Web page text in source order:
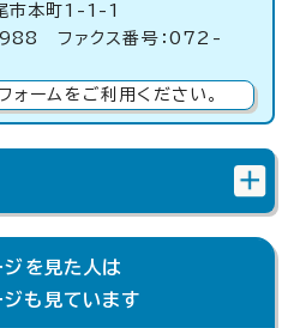
市本町1-1-1
ファクス番号：072-
ォームをご利用ください。
ジを見た人は
ジも見ています